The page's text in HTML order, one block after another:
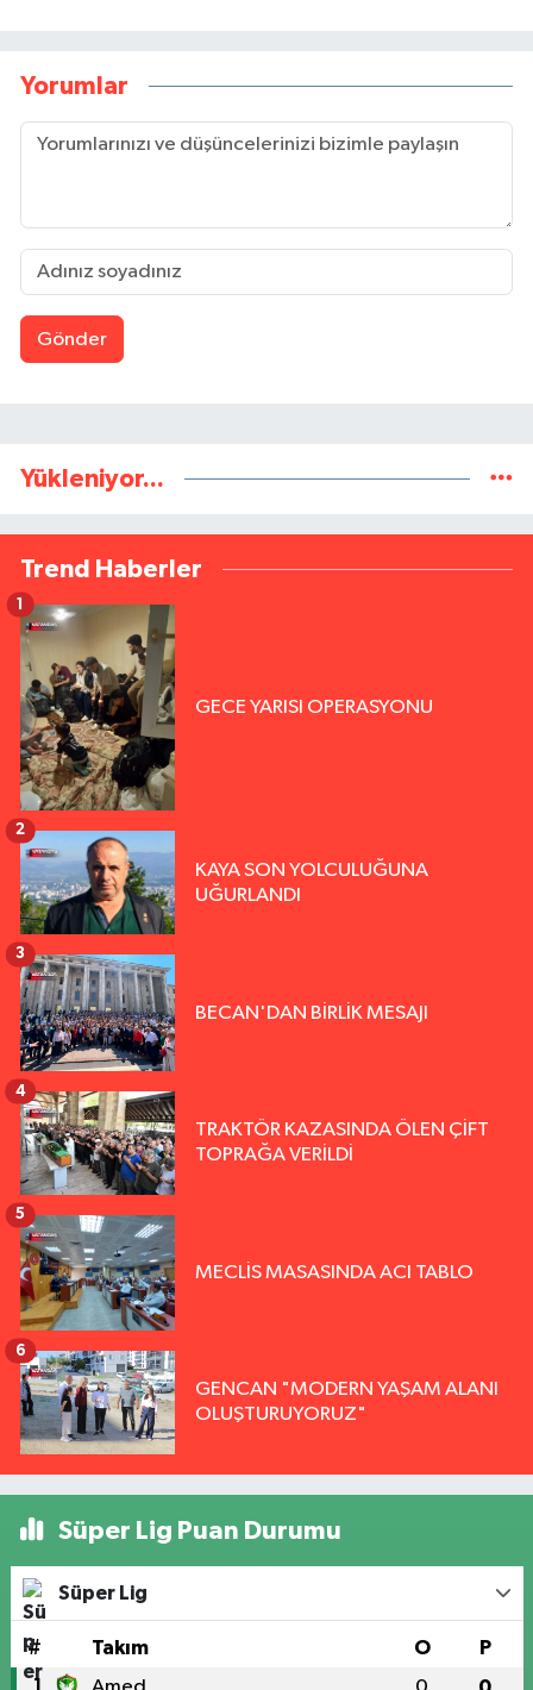
Yorumlar
Gönder
Yükleniyor...
Trend Haberler
GECE YARISI OPERASYONU
1
KAYA SON YOLCULUĞUNA
UĞURLANDI
2
BECAN'DAN BİRLİK MESAJI
3
TRAKTÖR KAZASINDA ÖLEN ÇİFT
TOPRAĞA VERİLDİ
4
MECLİS MASASINDA ACI TABLO
5
GENCAN "MODERN YAŞAM ALANI
OLUŞTURUYORUZ"
6
Süper Lig Puan Durumu
Süper Lig
# Takım O P
1